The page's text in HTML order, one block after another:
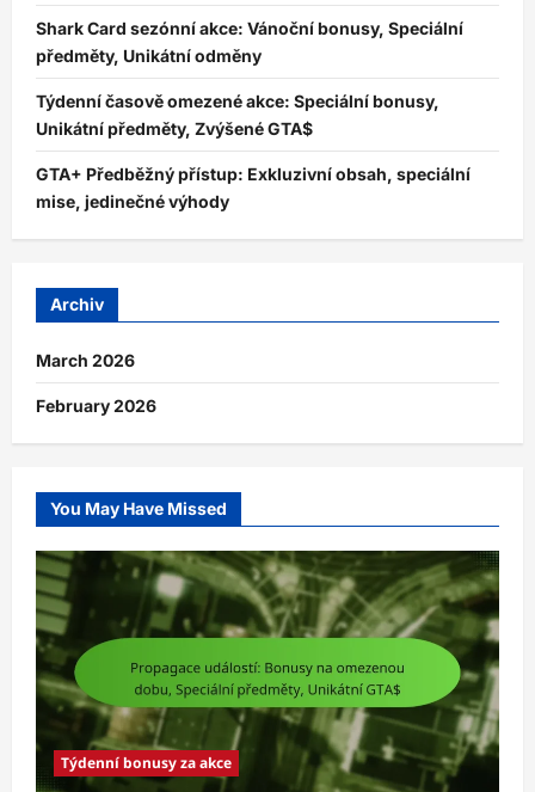
Shark Card sezónní akce: Vánoční bonusy, Speciální
předměty, Unikátní odměny
Týdenní časově omezené akce: Speciální bonusy,
Unikátní předměty, Zvýšené GTA$
GTA+ Předběžný přístup: Exkluzivní obsah, speciální
mise, jedinečné výhody
Archiv
March 2026
February 2026
You May Have Missed
Týdenní bonusy za akce